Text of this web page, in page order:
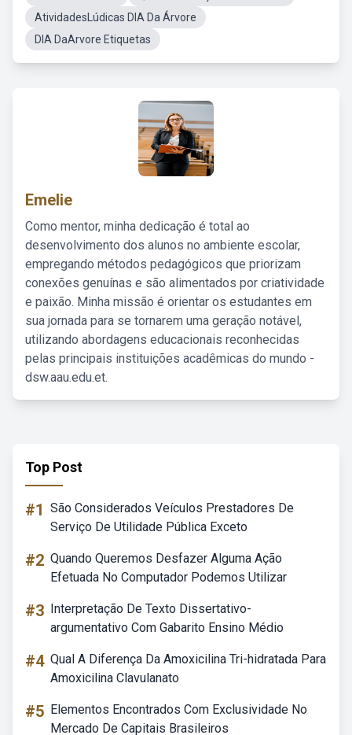
AtividadesLúdicas DIA Da Árvore
DIA DaArvore Etiquetas
Emelie
Como mentor, minha dedicação é total ao
desenvolvimento dos alunos no ambiente escolar,
empregando métodos pedagógicos que priorizam
conexões genuínas e são alimentados por criatividade
e paixão. Minha missão é orientar os estudantes em
sua jornada para se tornarem uma geração notável,
utilizando abordagens educacionais reconhecidas
pelas principais instituições acadêmicas do mundo -
dsw.aau.edu.et.
Top Post
#1 São Considerados Veículos Prestadores De
Serviço De Utilidade Pública Exceto
#2 Quando Queremos Desfazer Alguma Ação
Efetuada No Computador Podemos Utilizar
#3 Interpretação De Texto Dissertativo-
argumentativo Com Gabarito Ensino Médio
#4 Qual A Diferença Da Amoxicilina Tri-hidratada Para
Amoxicilina Clavulanato
#5 Elementos Encontrados Com Exclusividade No
Mercado De Capitais Brasileiros